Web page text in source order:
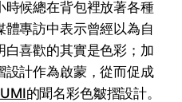
時候總在背包裡放著各種
專訪中表示曾經以為自
喜歡的其實是色彩；加
設計作為啟蒙，從而促成
的聞名彩色皺摺設計。